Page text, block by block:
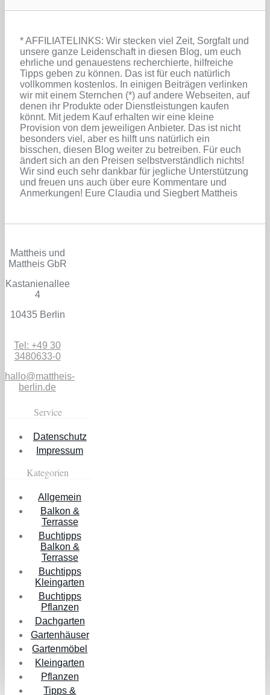
* AFFILIATELINKS: Wir stecken viel Zeit, Sorgfalt und
unsere ganze Leidenschaft in diesen Blog, um euch
ehrliche und genauestens recherchierte, hilfreiche
Tipps geben zu können. Das ist für euch natürlich
vollkommen kostenlos. In einigen Beiträgen verlinken
wir mit einem Sternchen (*) auf andere Webseiten, auf
denen ihr Produkte oder Dienstleistungen kaufen
könnt. Mit jedem Kauf erhalten wir eine kleine
Provision von dem jeweiligen Anbieter. Das ist nicht
besonders viel, aber es hilft uns natürlich ein
bisschen, diesen Blog weiter zu betreiben. Für euch
ändert sich an den Preisen selbstverständlich nichts!
Wir sind euch sehr dankbar für jegliche Unterstützung
und freuen uns auch über eure Kommentare und
Anmerkungen! Eure Claudia und Siegbert Mattheis
Mattheis und
Mattheis GbR
Kastanienallee
4
10435 Berlin
Tel: +49 30
3480633-0
hallo@mattheis-
berlin.de
Service
Datenschutz
Impressum
Kategorien
Allgemein
Balkon &
Terrasse
Buchtipps
Balkon &
Terrasse
Buchtipps
Kleingarten
Buchtipps
Pflanzen
Dachgarten
Gartenhäuser
Gartenmöbel
Kleingarten
Pflanzen
Tipps &